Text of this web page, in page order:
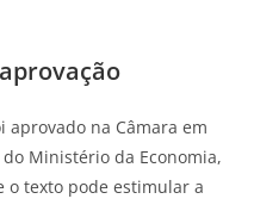
aprovado na Câmara em
Ministério da Economia,
o texto pode estimular a